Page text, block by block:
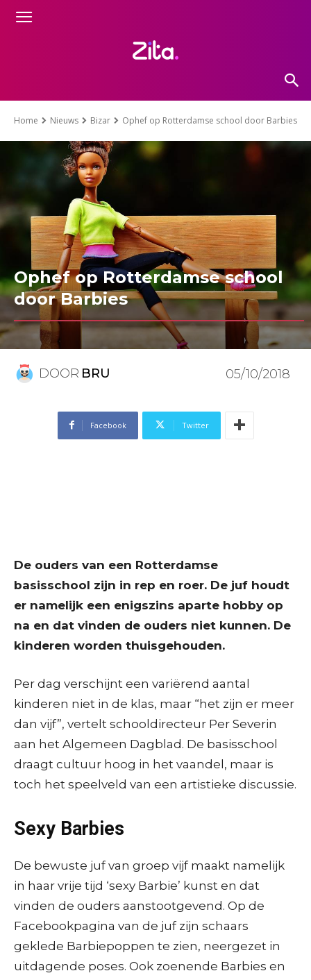
Home Nieuws Bizar Ophef op Rotterdamse school door Barbies
Ophef op Rotterdamse school
door Barbies
DOOR BRU 05/10/2018
Facebook Twitter
De ouders van een Rotterdamse
basisschool zijn in rep en roer. De juf houdt
er namelijk een enigszins aparte hobby op
na en dat vinden de ouders niet kunnen. De
kinderen worden thuisgehouden.
Per dag verschijnt een variërend aantal
kinderen niet in de klas, maar “het zijn er meer
dan vijf”, vertelt schooldirecteur Per Severin
aan het Algemeen Dagblad. De basisschool
draagt cultuur hoog in het vaandel, maar is
toch het speelveld van een artistieke discussie.
Sexy Barbies
De bewuste juf van groep vijf maakt namelijk
in haar vrije tijd ‘sexy Barbie’ kunst en dat
vinden de ouders aanstootgevend. Op de
Facebookpagina van de juf zijn schaars
geklede Barbiepoppen te zien, neergezet in
uitdagende poses. Ook zoenende Barbies en